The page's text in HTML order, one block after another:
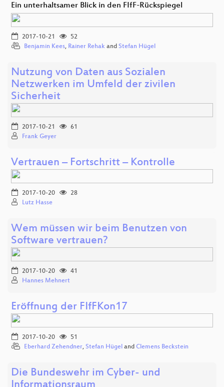
Ein unterhaltsamer Blick in den FIfF-Rückspiegel
2017-10-21
52
Benjamin Kees, Rainer Rehak and Stefan Hügel
Nutzung von Daten aus Sozialen
Netzwerken im Umfeld der zivilen
Sicherheit
2017-10-21
61
Frank Geyer
Vertrauen – Fortschritt – Kontrolle
2017-10-20
28
Lutz Hasse
Wem müssen wir beim Benutzen von
Software vertrauen?
2017-10-20
41
Hannes Mehnert
Eröffnung der FIfFKon17
2017-10-20
51
Eberhard Zehendner, Stefan Hügel and Clemens Beckstein
Die Bundeswehr im Cyber- und